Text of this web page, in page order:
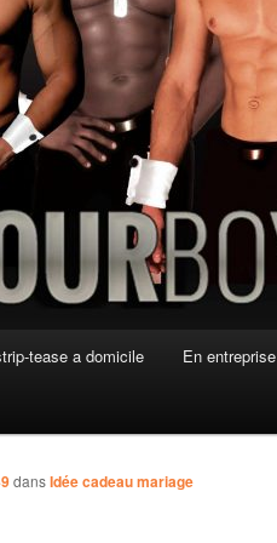
tease a domicile En entreprise
dansIdée cadeau mariage